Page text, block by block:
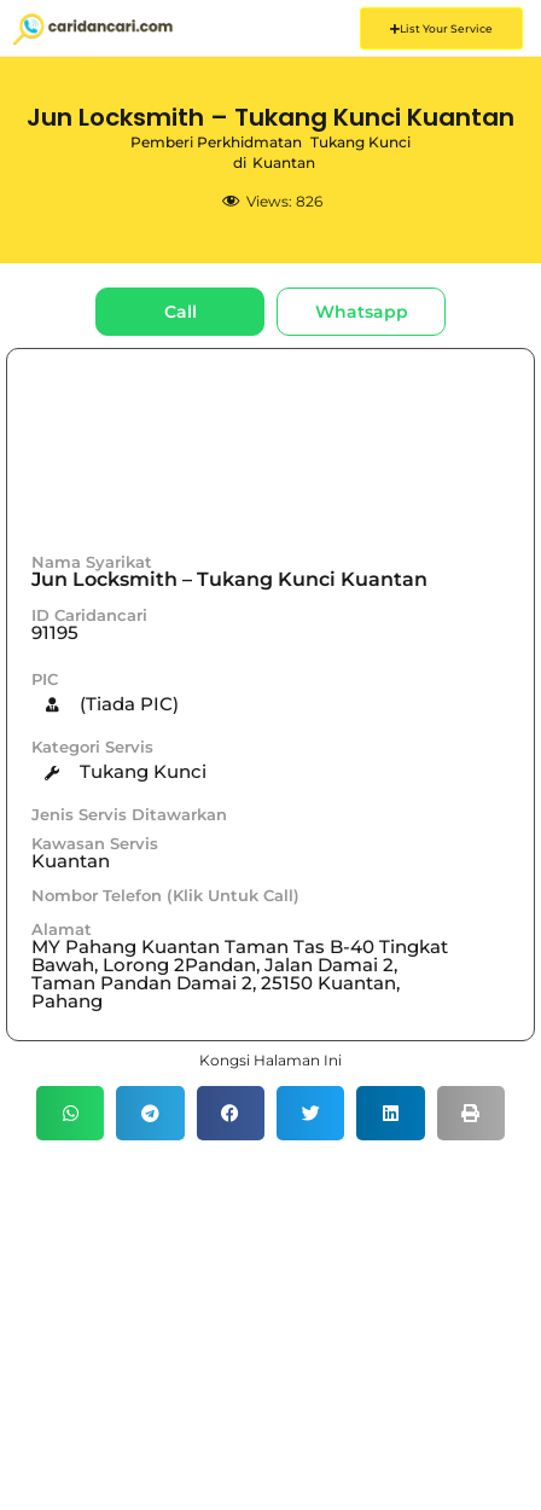
List Your Service
Jun Locksmith – Tukang Kunci Kuantan
Pemberi Perkhidmatan Tukang Kunci
di Kuantan
Views: 826
Call Whatsapp
Nama Syarikat
Jun Locksmith – Tukang Kunci Kuantan
ID Caridancari
91195
PIC
(Tiada PIC)
Kategori Servis
Tukang Kunci
Jenis Servis Ditawarkan
Kawasan Servis
Kuantan
Nombor Telefon (Klik Untuk Call)
Alamat
MY Pahang Kuantan Taman Tas B-40 Tingkat
Bawah, Lorong 2Pandan, Jalan Damai 2,
Taman Pandan Damai 2, 25150 Kuantan,
Pahang
Kongsi Halaman Ini